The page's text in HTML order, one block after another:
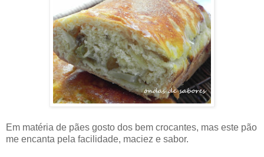
Em matéria de pães gosto dos bem crocantes, mas este pão
me encanta pela facilidade, maciez e sabor.